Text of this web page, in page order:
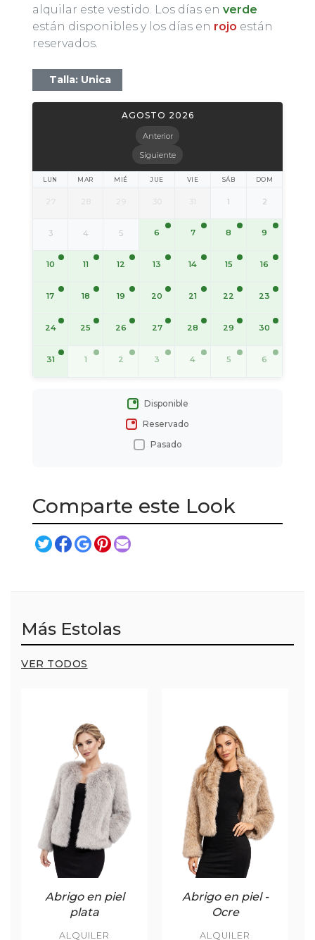
alquilar este vestido. Los días en verde
están disponibles y los días en rojo están
reservados.
Talla: Unica
Anterior
AGOSTO 2026
Siguiente
LUN MAR MIÉ JUE VIE SÁB DOM
27 28 29 30 31 1 2
3 4 5 6 7 8 9
10 11 12 13 14 15 16
17 18 19 20 21 22 23
24 25 26 27 28 29 30
31 1 2 3 4 5 6
Disponible
Reservado
Pasado
Comparte este Look
Más Estolas
VER TODOS
Abrigo en piel
plata
ALQUILER
Abrigo en piel -
Ocre
ALQUILER